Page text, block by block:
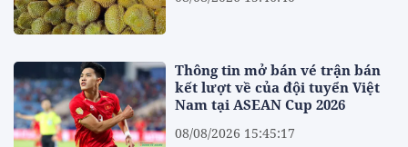
Thông tin mở bán vé trận bán
kết lượt về của đội tuyển Việt
Nam tại ASEAN Cup 2026
08/08/2026 15:45:17